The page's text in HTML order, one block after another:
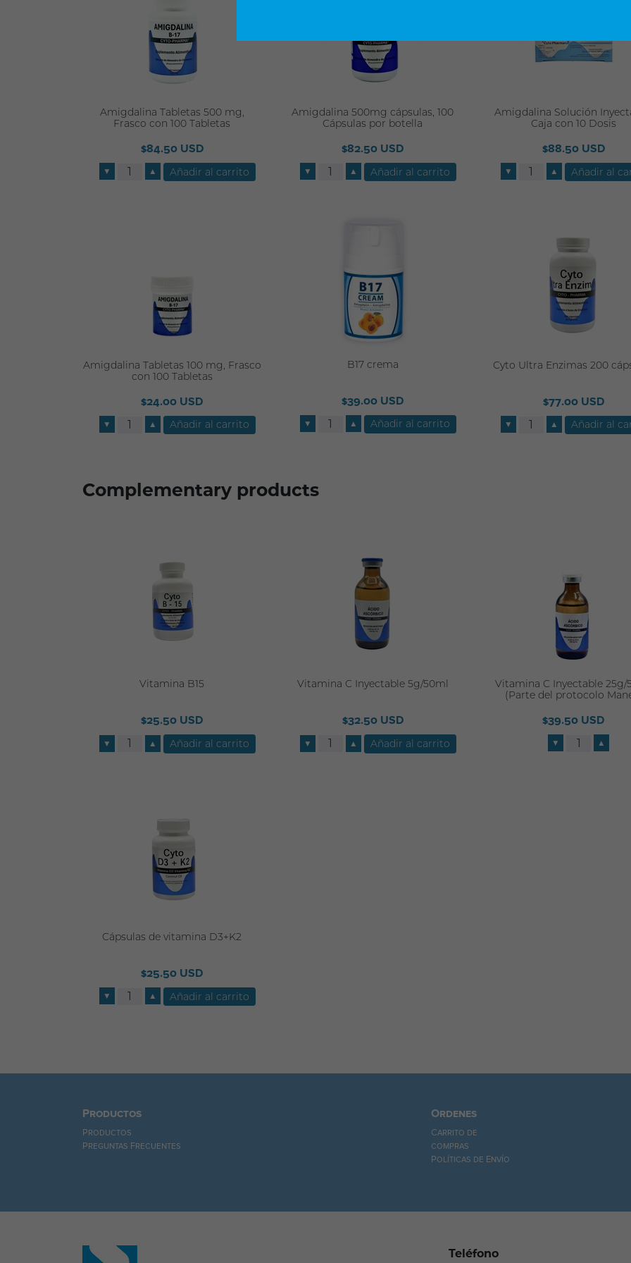
Amigdalina Tabletas 500 mg,
Frasco con 100 Tabletas
$84.50 USD
▼ ▲
Amigdalina 500mg cápsulas, 100
Cápsulas por botella
$82.50 USD
▼ ▲
Amigdalina Solución
Caja con 10 Dosis
$88.50 USD
▼ ▲
Amigdalina Tabletas 100 mg, Frasco
con 100 Tabletas
$24.00 USD
▼ ▲
B17 crema
$39.00 USD
▼ ▲
Cyto Ultra Enzimas 200
$77.00 USD
▼ ▲
Complementary products
Vitamina B15
$25.50 USD
▼ ▲
Vitamina C Inyectable 5g/50ml
$32.50 USD
▼ ▲
Vitamina C Inyectable 25g/
(Parte del protocolo
$39.50 USD
▼ ▲
Cápsulas de vitamina D3+K2
$25.50 USD
▼ ▲
Productos
Productos
Preguntas Frecuentes
Ordenes
Carrito de
compras
Políticas de Envío
Teléfono